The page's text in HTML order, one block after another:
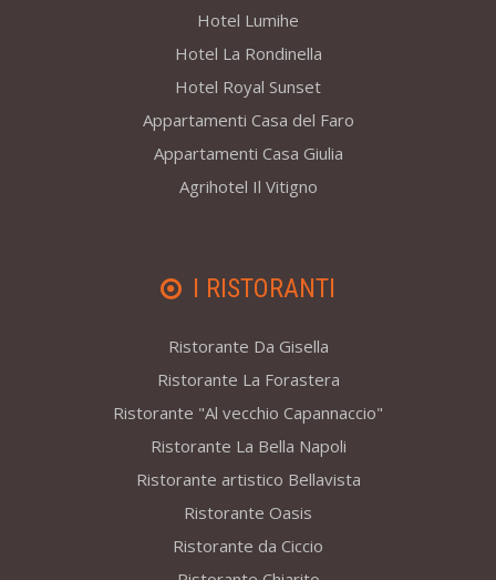
Hotel Lumihe
Hotel La Rondinella
Hotel Royal Sunset
Appartamenti Casa del Faro
Appartamenti Casa Giulia
Agrihotel Il Vitigno
I RISTORANTI
Ristorante Da Gisella
Ristorante La Forastera
Ristorante "Al vecchio Capannaccio"
Ristorante La Bella Napoli
Ristorante artistico Bellavista
Ristorante Oasis
Ristorante da Ciccio